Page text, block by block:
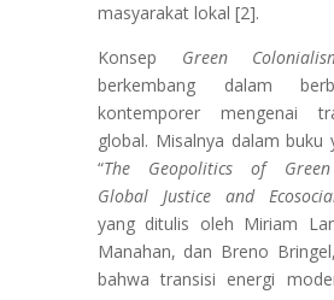
masyarakat lokal [2].
Konsep Green
berkembang dalam
kontemporer mengenai
global. Misalnya dalam buku
“The Geopolitics of Green
Global Justice and
yang ditulis oleh Miriam
Manahan, dan Breno
bahwa transisi energi